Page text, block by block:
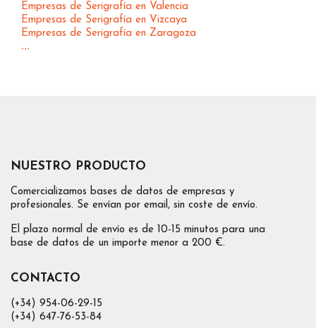
Empresas de Serigrafía en Valencia
Empresas de Serigrafía en Vizcaya
Empresas de Serigrafía en Zaragoza
...
NUESTRO PRODUCTO
Comercializamos bases de datos de empresas y
profesionales. Se envían por email, sin coste de envío.
El plazo normal de envío es de 10-15 minutos para una
base de datos de un importe menor a 200 €.
CONTACTO
(+34) 954-06-29-15
(+34) 647-76-53-84